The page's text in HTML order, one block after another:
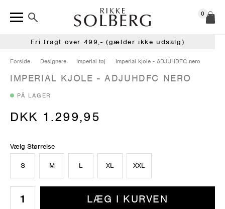
0
Fri fragt over 499,- (gælder ikke udsalg)
Forside Designere Imperial tøj Imperial kjole - ADJUHDFC nero
IMPERIAL KJOLE - ADJUHDFC NERO
PÅ LAGER
DKK 1.299,95
Vælg Størrelse
S M L XL XXL
LÆG I KURVEN